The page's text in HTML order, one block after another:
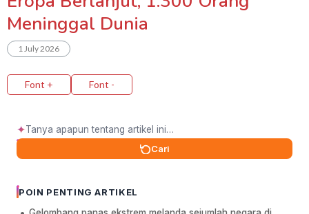
Meninggal Dunia
1 July 2026
Font + Font -
✦
Cari
POIN PENTING ARTIKEL